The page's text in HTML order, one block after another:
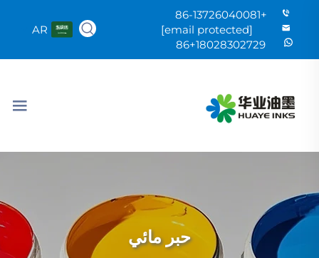
+86-13726040081
[email protected]
86+18028302729
AR
حبر مائي